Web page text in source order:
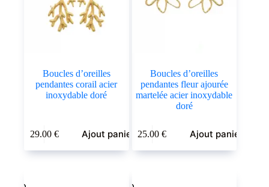
Boucles d’oreilles
pendantes corail acier
inoxydable doré
29.00 € Ajout panier
Boucles d’oreilles
pendantes fleur ajourée
martelée acier inoxydable
doré
25.00€ Ajout panier